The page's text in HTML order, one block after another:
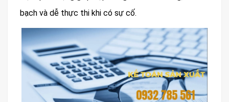
bạch và dễ thực thi khi có sự cố.